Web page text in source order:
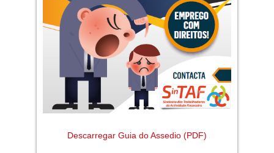
Descarregar Guia do Assedio (PDF)